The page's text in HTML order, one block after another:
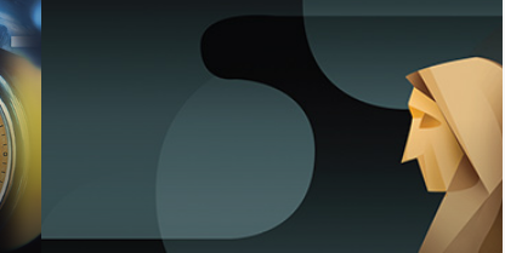
Mahrumu
Nedir?